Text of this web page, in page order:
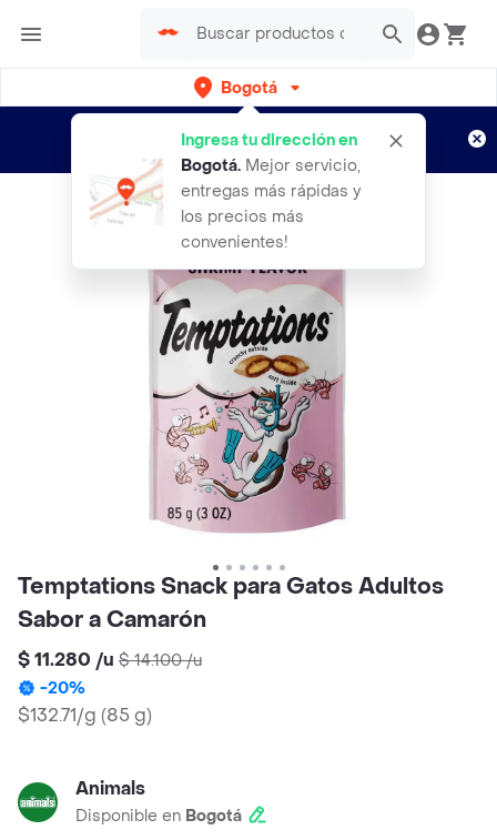
Bogotá
Ingresa tu dirección en
Bogotá. Mejor servicio,
entregas más rápidas y
los precios más
convenientes!
envíos gratis por semanas
Aplican TyC
Temptations Snack para Gatos Adultos
Sabor a Camarón
$ 11.280 /u $ 14.100/u
-20%
$132.71/g (85 g)
Animals
Disponible en Bogotá